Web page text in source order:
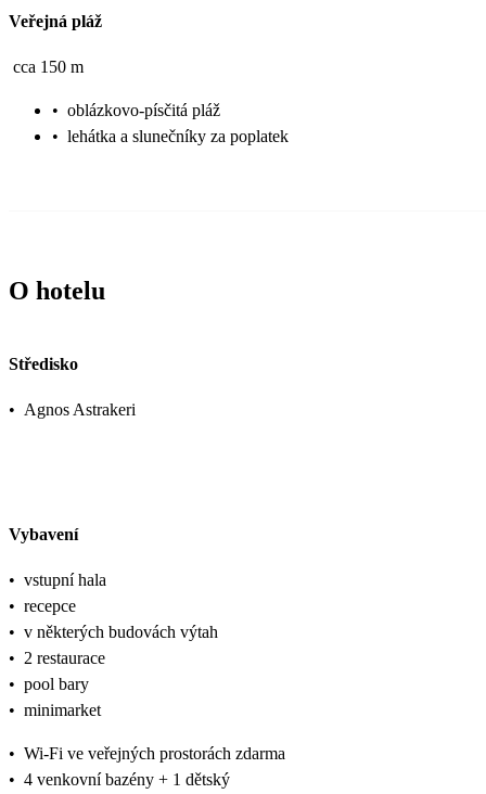
Veřejná pláž
cca 150 m
• oblázkovo-písčitá pláž
• lehátka a slunečníky za poplatek
O hotelu
Středisko
• Agnos Astrakeri
Vybavení
• vstupní hala
• recepce
• v některých budovách výtah
• 2 restaurace
• pool bary
• minimarket
• Wi-Fi ve veřejných prostorách zdarma
• 4 venkovní bazény + 1 dětský